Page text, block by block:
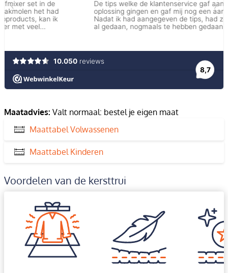
Maatadvies: Valt normaal: bestel je eigen maat
Maattabel Volwassenen
Maattabel Kinderen
Voordelen van de kersttrui